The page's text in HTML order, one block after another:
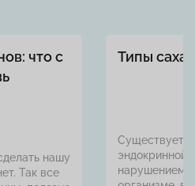
что с
нашу
Так все
Типы
Существует
эндокринной
нарушением